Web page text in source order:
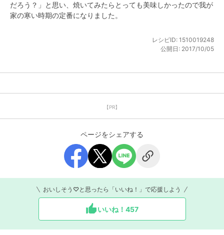
だろう？」と思い、焼いてみたらとっても美味しかったので我が
家の寒い時期の定番になりました。
レシピID: 1510019248
公開日: 2017/10/05
【PR】
ページをシェアする
おいしそう♡と思ったら「いいね！」で応援しよう
いいね！ 457